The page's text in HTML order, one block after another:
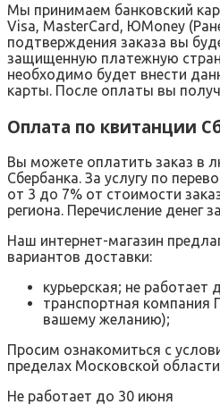
Мы принимаем банковский
Visa, MasterCard, ЮMoney
подтверждения заказа вы
защищенную платежную
необходимо будет внести
карты. После оплаты вы
Оплата по квитанции
Вы можете оплатить заказ в
Сбербанка. За услугу по
от 3 до 7% от стоимости
региона. Перечисление денег
Наш интернет-магазин
вариантов доставки:
курьерская; не
транспортная компания
вашему желанию);
Просим ознакомиться с
пределах Московской
Не работает до 30 июня